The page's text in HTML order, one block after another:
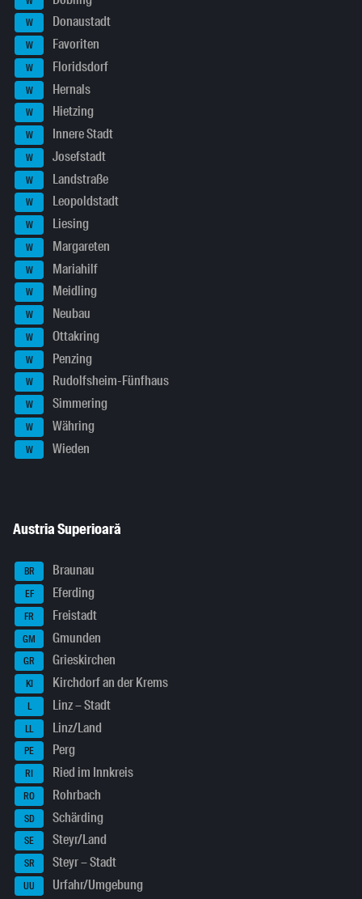
W Donaustadt
W Favoriten
W Floridsdorf
W Hernals
W Hietzing
W Innere Stadt
W Josefstadt
W Landstraße
W Leopoldstadt
W Liesing
W Margareten
W Mariahilf
W Meidling
W Neubau
W Ottakring
W Penzing
W Rudolfsheim-Fünfhaus
W Simmering
W Währing
W Wieden
Austria Superioară
BR Braunau
EF Eferding
FR Freistadt
GM Gmunden
GR Grieskirchen
KI Kirchdorf an der Krems
L Linz – Stadt
LL Linz/Land
PE Perg
RI Ried im Innkreis
RO Rohrbach
SD Schärding
SE Steyr/Land
SR Steyr – Stadt
UU
Urfahr/Umgebung